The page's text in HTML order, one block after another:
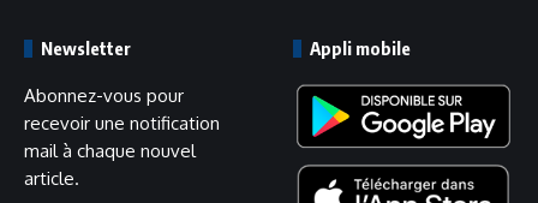
Newsletter
Abonnez-vous pour
recevoir une notification
mail à chaque nouvel
article.
Appli mobile